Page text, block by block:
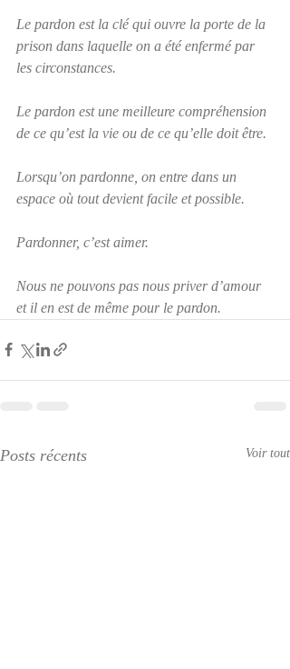
Le pardon est la clé qui ouvre la porte de la
prison dans laquelle on a été enfermé par
les circonstances.
Le pardon est une meilleure compréhension
de ce qu’est la vie ou de ce qu’elle doit être.
Lorsqu’on pardonne, on entre dans un
espace où tout devient facile et possible.
Pardonner, c’est aimer.
Nous ne pouvons pas nous priver d’amour
et il en est de même pour le pardon.
Posts récents Voir tout